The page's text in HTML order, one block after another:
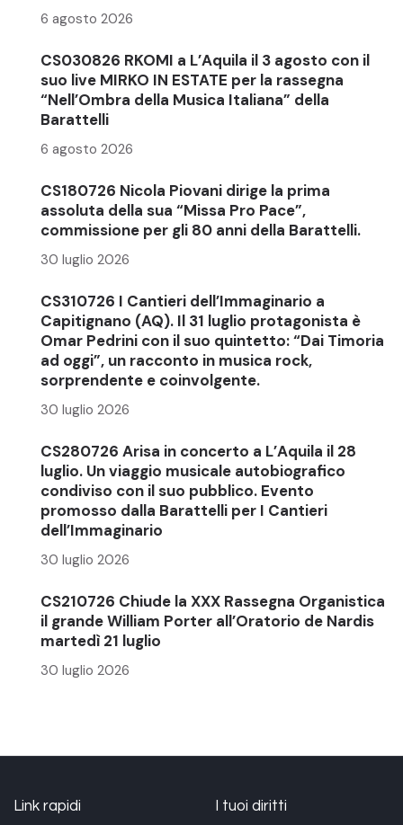
6 agosto 2026
CS030826 RKOMI a L’Aquila il 3 agosto con il
suo live MIRKO IN ESTATE per la rassegna
“Nell’Ombra della Musica Italiana” della
Barattelli
6 agosto 2026
CS180726 Nicola Piovani dirige la prima
assoluta della sua “Missa Pro Pace”,
commissione per gli 80 anni della Barattelli.
30 luglio 2026
CS310726 I Cantieri dell’Immaginario a
Capitignano (AQ). Il 31 luglio protagonista è
Omar Pedrini con il suo quintetto: “Dai Timoria
ad oggi”, un racconto in musica rock,
sorprendente e coinvolgente.
30 luglio 2026
CS280726 Arisa in concerto a L’Aquila il 28
luglio. Un viaggio musicale autobiografico
condiviso con il suo pubblico. Evento
promosso dalla Barattelli per I Cantieri
dell’Immaginario
30 luglio 2026
CS210726 Chiude la XXX Rassegna Organistica
il grande William Porter all’Oratorio de Nardis
martedì 21 luglio
30 luglio 2026
Link rapidi I tuoi diritti